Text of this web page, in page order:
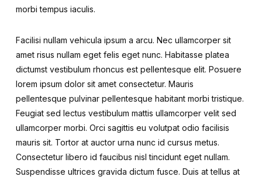
morbi tempus iaculis.
Facilisi nullam vehicula ipsum a arcu. Nec ullamcorper sit
amet risus nullam eget felis eget nunc. Habitasse platea
dictumst vestibulum rhoncus est pellentesque elit. Posuere
lorem ipsum dolor sit amet consectetur. Mauris
pellentesque pulvinar pellentesque habitant morbi tristique.
Feugiat sed lectus vestibulum mattis ullamcorper velit sed
ullamcorper morbi. Orci sagittis eu volutpat odio facilisis
mauris sit. Tortor at auctor urna nunc id cursus metus.
Consectetur libero id faucibus nisl tincidunt eget nullam.
Suspendisse ultrices gravida dictum fusce. Duis at tellus at